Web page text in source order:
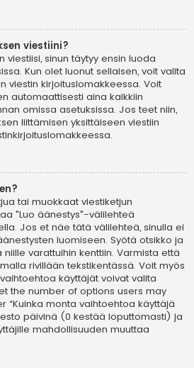
viestiini?
viestiisi, sinun täytyy ensin luoda
Kun olet luonut sellaisen, voit valita
viestin kirjoituslomakkeessa. Voit
automaattisesti aina kaikkiin
omissa asetuksissa. Jos teet niin,
liittämisen yksittäiseen viestiin
tai muokkaat viestiketjun
"Luo äänestys"-välilehteä
Jos et näe tätä välilehteä, sinulla ei
luomiseen. Syötä otsikko ja
varattuihin kenttiin. Varmista että
rivillään tekstikentässä. Voit myös
käyttäjät voivat valita
the number of options users may
“Kuinka monta vaihtoehtoa käyttäjä
päivinä (0 kestää loputtomasti) ja
mahdollisuuden muuttaa